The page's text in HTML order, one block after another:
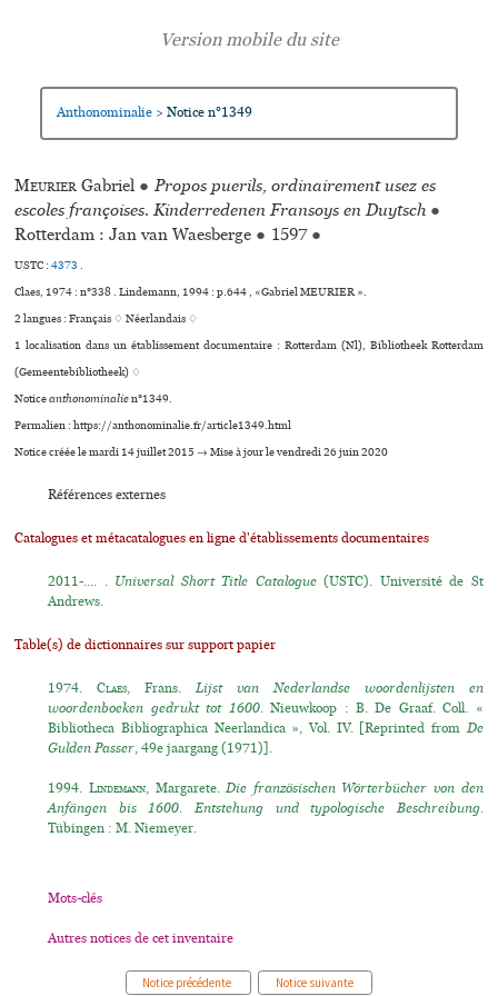
Anthonominalie > Notice n°1349
Meurier Gabriel ● Propos puerils, ordinairement usez es
escoles françoises. Kinderredenen Fransoys en Duytsch ●
Rotterdam : Jan van Waesberge ● 1597 ●
USTC :4373.
Claes, 1974 : n°338 . Lindemann, 1994 : p.644 , «Gabriel MEURIER ».
2 langues :Français ♢Néerlandais ♢
1 localisation dans un établissement documentaire : Rotterdam (Nl), Bibliotheek Rotterdam
(Gemeentebibliotheek) ♢
Noticeanthonominalien°1349.
Permalien : https://anthonominalie.fr/article1349.html
Notice créée le mardi 14 juillet 2015 → Mise à jour le vendredi 26 juin 2020
Références externes
Catalogues et métacatalogues en ligne d'établissements documentaires
2011-.... . Universal Short Title Catalogue(USTC). Université de St
Andrews.
Table(s) de dictionnaires sur support papier
1974.Claes, Frans.Lijst van Nederlandse woordenlijsten en
woordenboeken gedrukt tot 1600.Nieuwkoop : B. De Graaf. Coll. «
Bibliotheca Bibliographica Neerlandica », Vol. IV. [Reprinted fromDe
Gulden Passer, 49e jaargang (1971)].
1994.Lindemann, Margarete.Die französischen Wörterbücher von den
Anfängen bis 1600. Entstehung und typologische Beschreibung.
Tübingen : M. Niemeyer.
Mots-clés
Autres notices de cet inventaire
Notice précédente Notice suivante